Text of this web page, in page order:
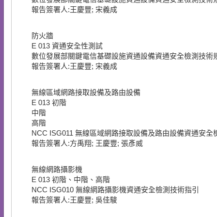
報告簽署人:王慶豐; 宋義成
防火牆
E 013 資通安全性測試
數位發展部關鍵電信基礎設施資通設備資通安全檢測技術
報告簽署人:王慶豐; 宋義成
無線區域網路接取設備及路由設備
E 013 初階
中階
高階
NCC ISG011 無線區域網路接取設備及路由設備資通安全
報告簽署人:方禹翔; 王慶豐; 張彥威
無線網路攝影機
E 013 初階、中階、高階
NCC ISG010 無線網路攝影機資通安全檢測技術指引
報告簽署人:王慶豐; 吳佳駿